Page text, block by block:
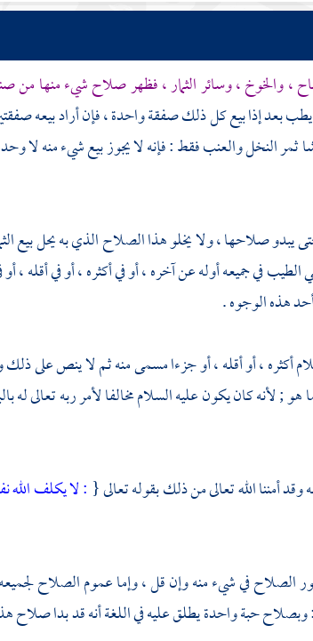
، والخوخ ، وسائر الثمار ، فظهر صلاح شيء منها
بعد إذا بيع كل ذلك صفقة واحدة ، فإن أراد بيعه
النخل والعنب فقط : فإنه لا يجوز بيع شيء منه لا
صلاحها ، ولا يخلو هذا الصلاح الذي به يحل بيع
في جميعه أوله عن آخره ، أو في أكثره ، أو في أقله ،
هذه الوجوه .
أكثره ، أو أقله ، أو جزءا مسمى منه ثم لا ينص على ذلك
لأنه كان يكون عليه السلام مخالفا لأمر ربه تعالى له
أمننا الله تعالى من ذلك بقوله تعالى {: لا يكلف الله
الصلاح في شيء منه وإن قل ، وإما عموم الصلاح
حبة واحدة يطلق عليه في اللغة أنه قد بدا صلاح